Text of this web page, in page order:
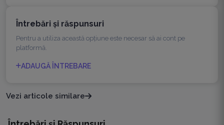
Întrebări şi răspunsuri
Pentru a utiliza această opțiune este necesar să ai cont pe
platformă.
ADAUGĂ ÎNTREBARE
Vezi articole similare